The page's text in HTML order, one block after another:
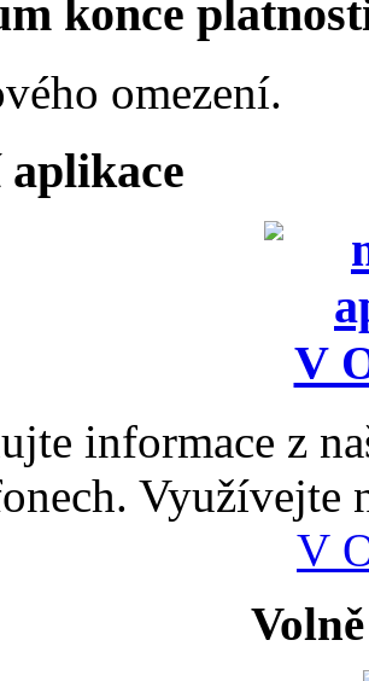
konce
omezení.
informace z
Využívejte
V